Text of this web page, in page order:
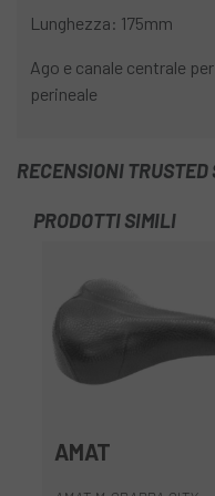
Lunghezza: 175mm
Ago e canale centrale
perineale
RECENSIONI TRUSTED
PRODOTTI SIMILI
AMAT